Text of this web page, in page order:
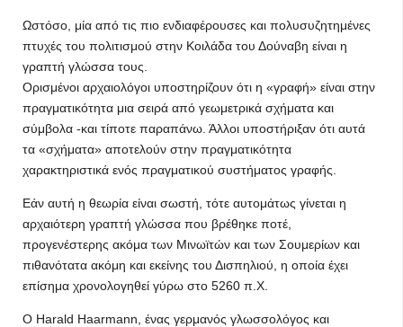
Ωστόσο, μία από τις πιο ενδιαφέρουσες και πολυσυζητημένες
πτυχές του πολιτισμού στην Κοιλάδα του Δούναβη είναι η
γραπτή γλώσσα τους.
Ορισμένοι αρχαιολόγοι υποστηρίζουν ότι η «γραφή» είναι στην
πραγματικότητα μια σειρά από γεωμετρικά σχήματα και
σύμβολα -και τίποτε παραπάνω. Άλλοι υποστήριξαν ότι αυτά
τα «σχήματα» αποτελούν στην πραγματικότητα
χαρακτηριστικά ενός πραγματικού συστήματος γραφής.
Εάν αυτή η θεωρία είναι σωστή, τότε αυτομάτως γίνεται η
αρχαιότερη γραπτή γλώσσα που βρέθηκε ποτέ,
προγενέστερης ακόμα των Μινωϊτών και των Σουμερίων και
πιθανότατα ακόμη και εκείνης του Δισπηλιού, η οποία έχει
επίσημα χρονολογηθεί γύρω στο 5260 π.Χ.
Ο Harald Haarmann, ένας γερμανός γλωσσολόγος και